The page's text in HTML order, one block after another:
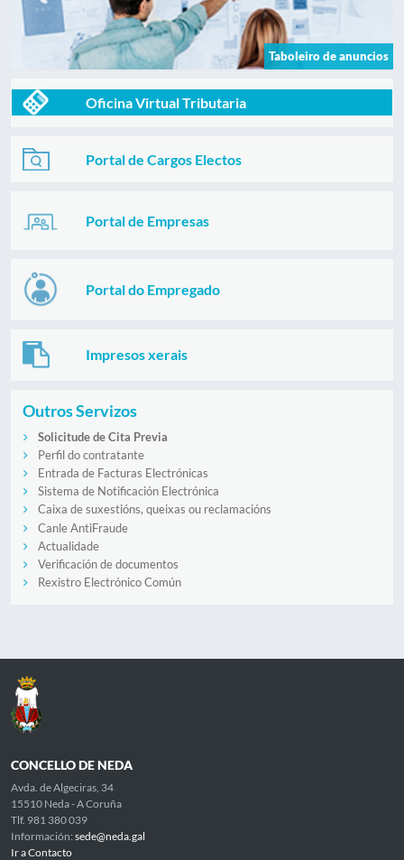
Taboleiro de anuncios
Oficina Virtual Tributaria
Portal de Cargos Electos
Portal de Empresas
Portal do Empregado
Impresos xerais
Outros Servizos
Solicitude de Cita Previa
Perfil do contratante
Entrada de Facturas Electrónicas
Sistema de Notificación Electrónica
Caixa de suxestións, queixas ou reclamacións
Canle AntiFraude
Actualidade
Verificación de documentos
Rexistro Electrónico Común
CONCELLO DE NEDA
Avda. de Algeciras, 34
15510 Neda - A Coruña
Tlf. 981 380 039
Información: sede@neda.gal
Ir a Contacto